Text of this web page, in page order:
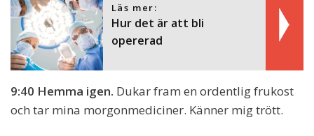
Läs mer:
Hur det är att bli
opererad
9:40 Hemma igen. Dukar fram en ordentlig frukost
och tar mina morgonmediciner. Känner mig trött.